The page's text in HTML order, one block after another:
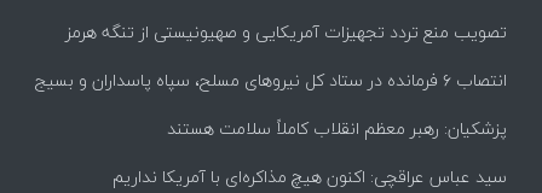
تصویب منع تردد تجهیزات آمریکایی و صهیونیستی از تنگه هرمز
انتصاب ۶ فرمانده در ستاد کل نیروهای مسلح، سپاه پاسداران و بسیج
پزشکیان: رهبر معظم انقلاب کاملاً سلامت هستند
سید عباس عراقچی: اکنون هیچ مذاکره‌ای با آمریکا نداریم